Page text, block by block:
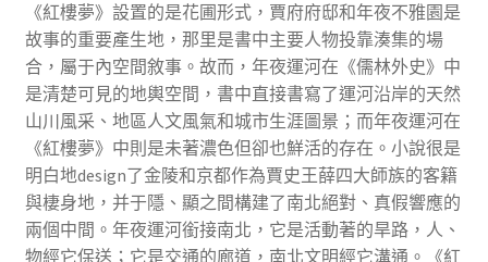
《紅樓夢》設置的是花圃形式，賈府府邸和年夜不雅園是
故事的重要產生地，那里是書中主要人物投靠湊集的場
合，屬于內空間敘事。故而，年夜運河在《儒林外史》中
是清楚可見的地輿空間，書中直接書寫了運河沿岸的天然
山川風采、地區人文風氣和城市生涯圖景；而年夜運河在
《紅樓夢》中則是未著濃色但卻也鮮活的存在。小說很是
明白地design了金陵和京都作為賈史王薛四大師族的客籍
與棲身地，并于隱、顯之間構建了南北絕對、真假響應的
兩個中間。年夜運河銜接南北，它是活動著的旱路，人、
物經它保送；它是交通的廊道，南北文明經它溝通。《紅